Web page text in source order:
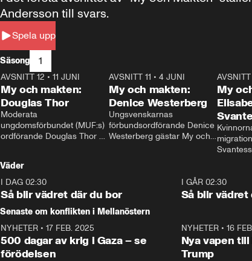
Spela upp
Andersson till svars.
Säsong 1
26:27
AVSNITT 12 • 11 JUNI
My och makten:
Douglas Thor
Moderata
ungdomsförbundet (MUF:s)
ordförande Douglas Thor
tonårsutvisningarna och hur
Moderaterna ska locka
väljare till valet i höst.
23:40
AVSNITT 11 •4 JUNI
My och makten:
Denice Westerberg
Ungsvenskarnas
förbundsordförande Denice
Westerberg gästar My och
AVSNITT
My
Väder
I DAG 02:30
Så blir vädret där du bor
I GÅR 02:30
Så blir vädret
Senaste om konflikten i Mellanöstern
NYHETER • 17 FEB. 2025
500 dagar av krig i Gaza – se
förödelsen
NYHETER• 16
Nya vapen
Trump